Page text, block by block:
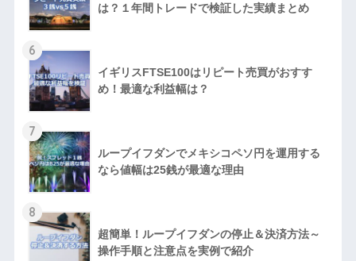
は？１年間トレードで検証した実績まとめ
6
イギリスFTSE100はリピート売買がおすす
め！最適な利益幅は？
7
ループイフダンでメキシコペソ円を運用する
なら値幅は25銭が最適な理由
8
超簡単！ループイフダンの停止＆決済方法～
操作手順と注意点を実例で紹介